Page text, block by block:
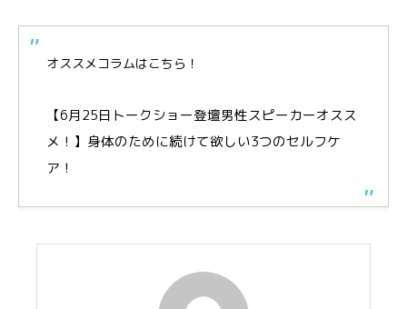
オススメコラムはこちら！
【6月25日トークショー登壇男性スピーカーオスス
メ！】身体のために続けて欲しい3つのセルフケ
ア！